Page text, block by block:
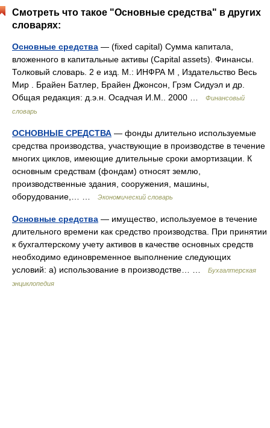
Смотреть что такое "Основные средства" в других
словарях:
Основные средства — (fixed capital) Сумма капитала,
вложенного в капитальные активы (Capital assets). Финансы.
Толковый словарь. 2 е изд. М.: ИНФРА М , Издательство Весь
Мир . Брайен Батлер, Брайен Джонсон, Грэм Сидуэл и др.
Общая редакция: д.э.н. Осадчая И.М.. 2000 …
Финансовый
словарь
ОСНОВНЫЕ СРЕДСТВА — фонды длительно используемые
средства производства, участвующие в производстве в течение
многих циклов, имеющие длительные сроки амортизации. К
основным средствам (фондам) относят землю,
производственные здания, сооружения, машины,
оборудование,… …
Экономический словарь
Основные средства — имущество, используемое в течение
длительного времени как средство производства. При принятии
к бухгалтерскому учету активов в качестве основных средств
необходимо единовременное выполнение следующих
условий: а) использование в производстве… …
Бухгалтерская
энциклопедия